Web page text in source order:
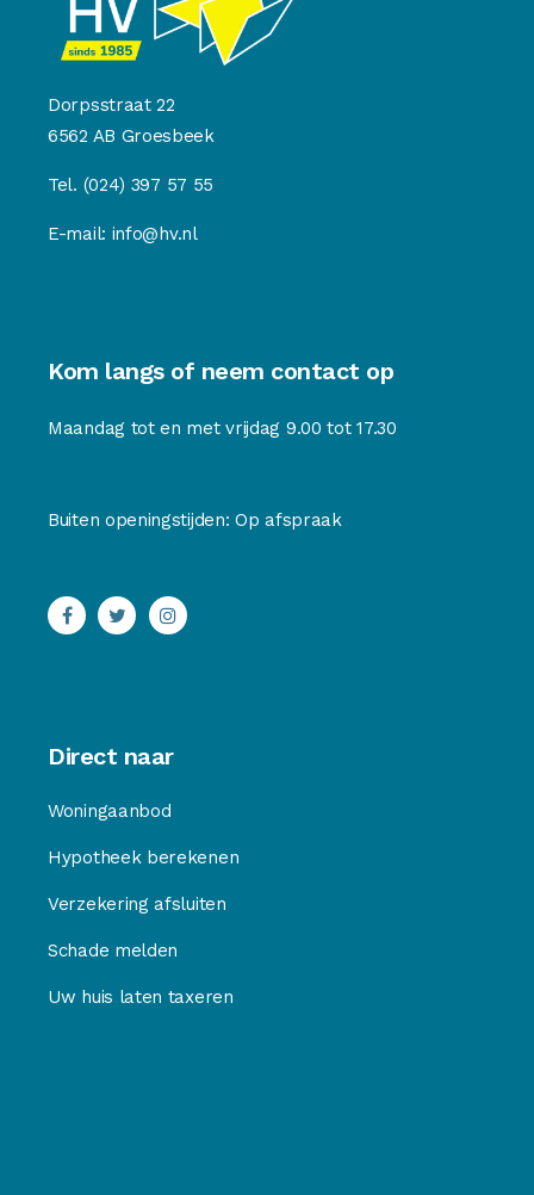
Dorpsstraat 22
6562 AB Groesbeek
Tel. (024) 397 57 55
E-mail: info@hv.nl
Kom langs of neem contact op
Maandag tot en met vrijdag 9.00 tot 17.30
Buiten openingstijden: Op afspraak
Direct naar
Woningaanbod
Hypotheek berekenen
Verzekering afsluiten
Schade melden
Uw huis laten taxeren